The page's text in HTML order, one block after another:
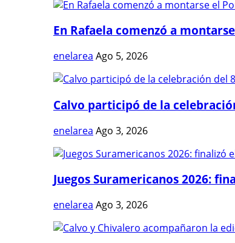
En Rafaela comenzó a
enelarea Ago 5, 2026
Calvo participó de la
enelarea Ago 3, 2026
Juegos Suramericanos 2026:
enelarea Ago 3, 2026